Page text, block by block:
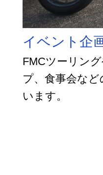
イベント企
FMCツーリン
プ、食事会な
います。